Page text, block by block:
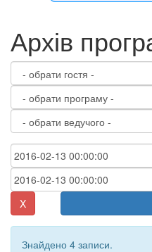
Архів
X
Знайдено 4 записи.